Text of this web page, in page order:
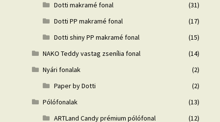
Dotti makramé fonal
(31)
Dotti PP makramé fonal
(17)
Dotti shiny PP makramé fonal
(15)
NAKO Teddy vastag zsenília fonal
(14)
Nyári fonalak
(2)
Paper by Dotti
(2)
Pólófonalak
(13)
ARTLand Candy prémium pólófonal
(12)